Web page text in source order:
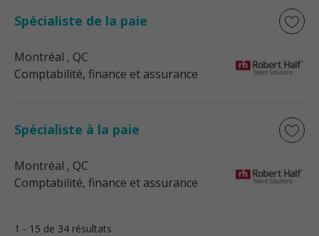
Spécialiste de la paie
Montréal , QC
Comptabilité, finance et assurance
Spécialiste à la paie
Montréal , QC
Comptabilité, finance et assurance
1 - 15 de 34 résultats